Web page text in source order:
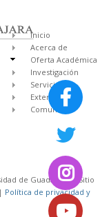
Inicio
Acerca de
Oferta Académica
Investigación
Servicios
Extensión
Comunidad
de Guadalajara. Sitio
| Política de privacidad y